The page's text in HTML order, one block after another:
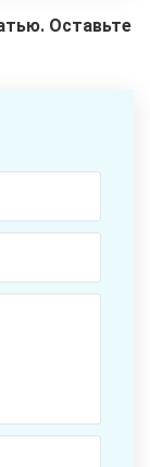
Оставьте